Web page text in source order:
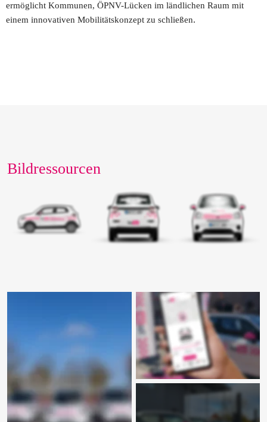
ermöglicht Kommunen, ÖPNV-Lücken im ländlichen Raum mit
einem innovativen Mobilitätskonzept zu schließen.
Bildressourcen